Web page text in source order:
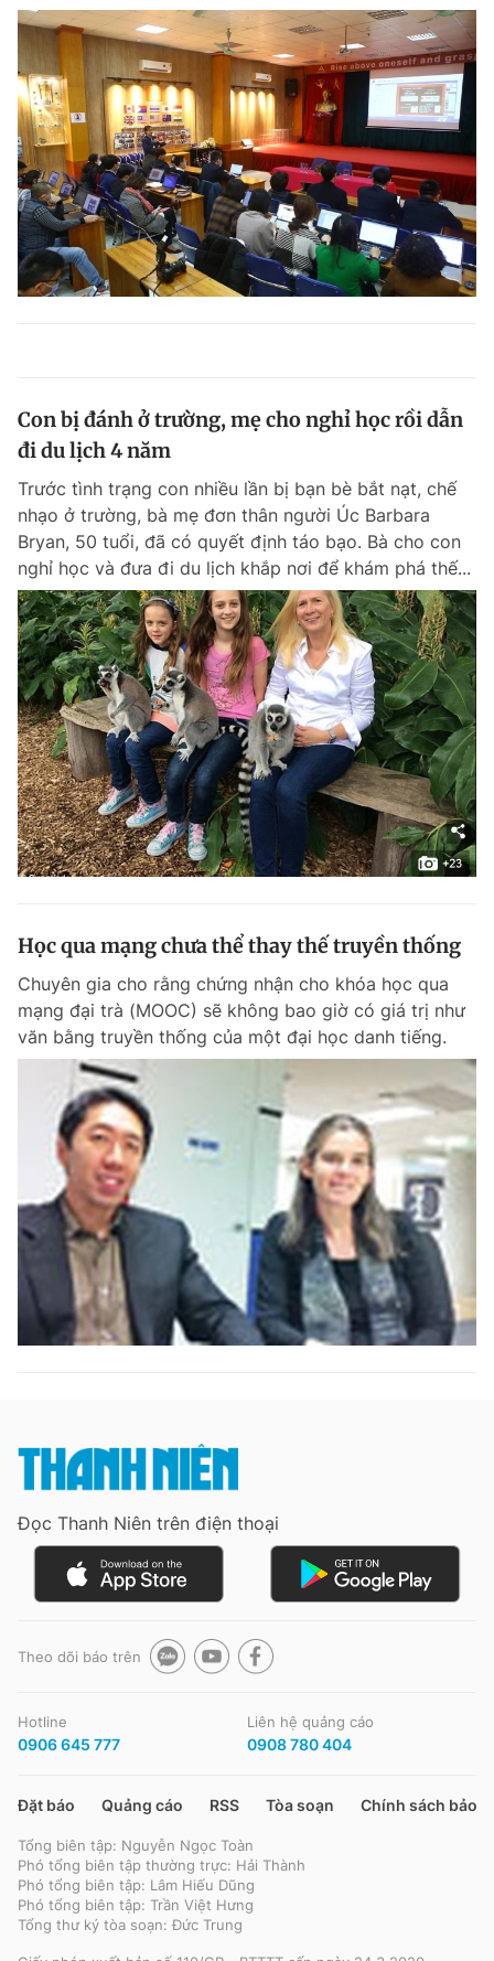
Con bị đánh ở trường, mẹ cho nghỉ học rồi dẫn
đi du lịch 4 năm
Trước tình trạng con nhiều lần bị bạn bè bắt nạt, chế
nhạo ở trường, bà mẹ đơn thân người Úc Barbara
Bryan, 50 tuổi, đã có quyết định táo bạo. Bà cho con
nghỉ học và đưa đi du lịch khắp nơi để khám phá thế...
Học qua mạng chưa thể thay thế truyền thống
Chuyên gia cho rằng chứng nhận cho khóa học qua
mạng đại trà (MOOC) sẽ không bao giờ có giá trị như
văn bằng truyền thống của một đại học danh tiếng.
Đọc Thanh Niên trên điện thoại
Theo dõi báo trên
Hotline
0906 645 777
Liên hệ quảng cáo
0908 780 404
Đặt báo Quảng cáo RSS Tòa soạn Chính sách bảo
Tổng biên tập: Nguyễn Ngọc Toàn
Phó tổng biên tập thường trực: Hải Thành
Phó tổng biên tập: Lâm Hiếu Dũng
Phó tổng biên tập: Trần Việt Hưng
Tổng thư ký tòa soạn: Đức Trung